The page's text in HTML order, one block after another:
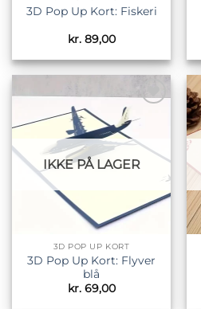
3D Pop Up Kort: Fiskeri
kr.89,00
Tilføj til
ønskeliste
IKKE PÅ LAGER
3D POP UP KORT
3D Pop Up Kort: Flyver
blå
kr.69,00